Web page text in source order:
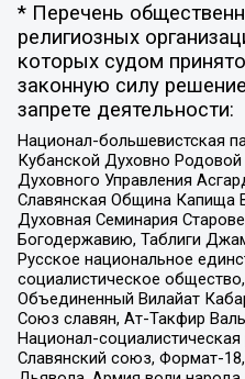
* Перечень
религиозных
которых судом
законную силу
запрете деятельности:
Национал-большевистская
Кубанской Духовно
Духовного Управления
Славянская Община Капища
Духовная Семинария
Богодержавию, Таблиги
Русское национальное
социалистическое
Объединенный Вилайат
Союз славян, Ат-Такфир
Национал-
Славянский союз, Формат-